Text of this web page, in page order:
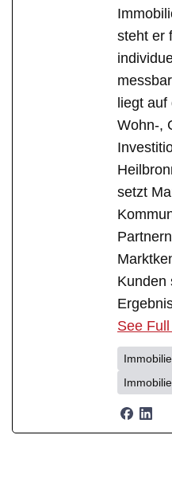
steht er
liegt auf
Wohn-,
setzt
Kunden
See